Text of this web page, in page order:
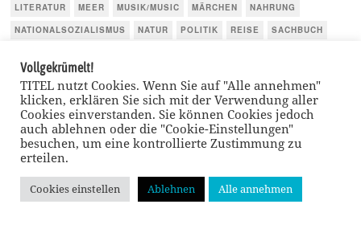
LITERATUR
MEER MUSIK/MUSIC MÄRCHEN
NAHRUNG
NATIONALSOZIALISMUS
NATUR POLITIK REISE
SACHBUCH
WIRTSCHAFT
ÖSTERREICH
Vollgekrümelt!
TITEL nutzt Cookies. Wenn Sie auf "Alle annehmen"
klicken, erklären Sie sich mit der Verwendung aller
Cookies einverstanden. Sie können Cookies jedoch
auch ablehnen oder die "Cookie-Einstellungen"
besuchen, um eine kontrollierte Zustimmung zu
erteilen.
Cookies einstellen Ablehnen Alle annehmen